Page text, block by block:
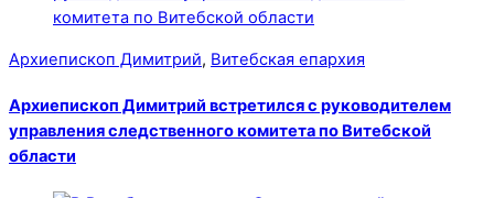
Архиепископ Димитрий, Витебская епархия
Архиепископ Димитрий встретился с руководителем
управления следственного комитета по Витебской
области